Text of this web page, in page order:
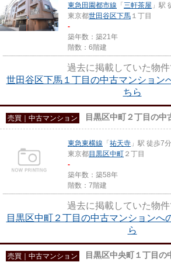
東急田園都市線 「三軒茶屋 」駅
東京都世田谷区下馬 １丁目
-
築年数：築21年
階数：6階建
過去に掲載していた物件
世田谷区下馬１丁目の中古マンション
ちら
売買｜中古マンション 目黒区中町２丁目の中
東急東横線 「祐天寺 」駅 徒歩7分
東京都目黒区中町 ２丁目
-
築年数：築58年
階数：7階建
過去に掲載していた物件
目黒区中町２丁目の中古マンションへ
ら
売買｜中古マンション 目黒区中央町１丁目の